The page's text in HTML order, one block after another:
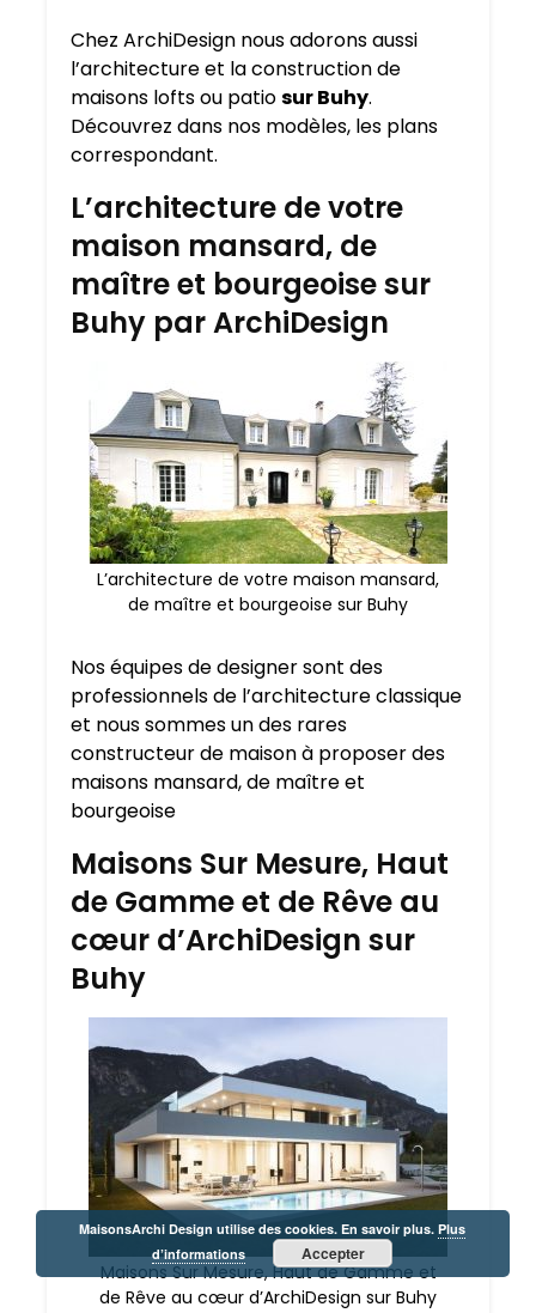
Chez ArchiDesign nous adorons aussi
l’architecture et la construction de
maisons lofts ou patiosur Buhy.
Découvrez dans nos modèles, les plans
correspondant.
L’architecture de votre
maison mansard, de
maître et bourgeoise sur
Buhy par ArchiDesign
L’architecture de votre maison mansard,
de maître et bourgeoise sur Buhy
Nos équipes de designer sont des
professionnels de l’architecture classique
et nous sommes un des rares
constructeur de maison à proposer des
maisons mansard, de maître et
bourgeoise
Maisons Sur Mesure, Haut
de Gamme et de Rêve au
cœur d’ArchiDesign sur
Buhy
Maisons Sur Mesure, Haut de Gamme et
de Rêve au cœur d’ArchiDesign sur Buhy
MaisonsArchi Design utilise des cookies. En savoir plus.Plus
d’informations
Accepter